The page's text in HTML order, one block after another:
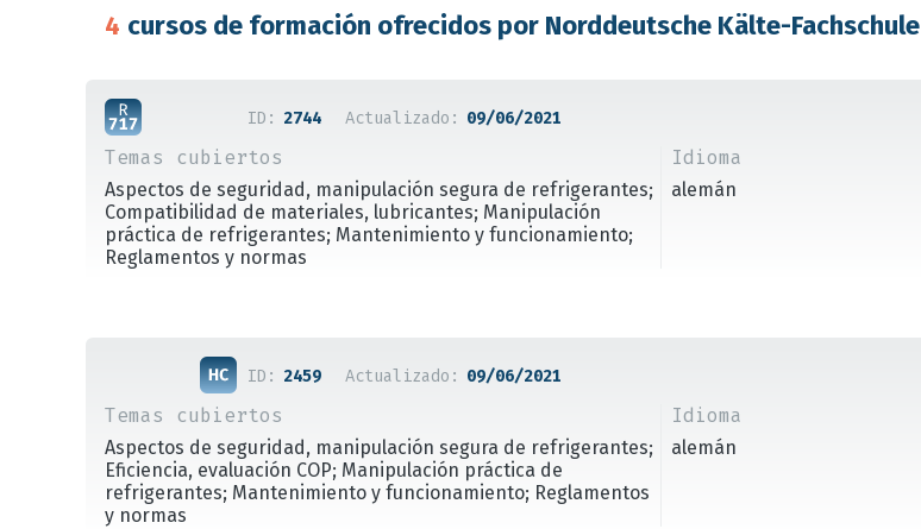
4 cursos de formación ofrecidos por Norddeutsche Kälte-Fachschule
ID: 2744 Actualizado: 09/06/2021
Temas cubiertos
Aspectos de seguridad, manipulación segura de refrigerantes;
Compatibilidad de materiales, lubricantes; Manipulación
práctica de refrigerantes; Mantenimiento y funcionamiento;
Reglamentos y normas
Idioma
alemán
ID: 2459 Actualizado: 09/06/2021
Temas cubiertos
Aspectos de seguridad, manipulación segura de refrigerantes;
Eficiencia, evaluación COP; Manipulación práctica de
refrigerantes; Mantenimiento y funcionamiento; Reglamentos
y normas
Idioma
alemán